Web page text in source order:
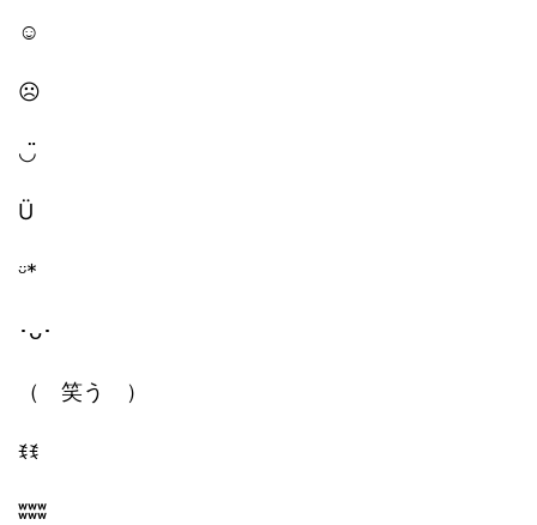
☺︎
☹︎
◡̈
Ü
ᵕ̈*
･ᴗ･
（ 笑う ）
ꉂꉂ
ʬʬʬ